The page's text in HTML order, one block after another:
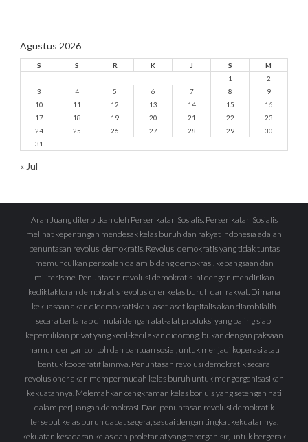
Agustus 2026
S S R K J S
M
1
2
3
4 5 6 7 8
9
10
11 12 13 14 15
16
17
18 19 20 21 22
23
24
25 26 27 28 29
30
31
« Jul
Arah Juang diterbitkan oleh Perserikatan Sosialis. Perserikatan Sosialis
melihat kepentingan mendesak kelas buruh dan rakyat Indonesia adalah
penuntasan revolusi demokratis. Revolusi demokratis yang tidak tuntas
memunculkan persoalan dalam bidang demokrasi, kebangsaan dan
militerisme. Penuntasan revolusi demokratis ini dengan mendirikan
kediktaktoran demokratis revolusioner kelas buruh dan rakyat. Dimana
kekuasaan akan didemokratiskan; aset-aset kapitalis akan diambilalih
secara bertahap dimulai dengan alat-alat produksi yang paling siap;
kepemilikan privat yang kecil-kecil akan didorong, bukan dengan paksaan
namun dengan contoh dan bantuan sosial, untuk menjadi koperasi atau
bentuk kooperatif lainnya. Penuntasan revolusi demokratik secara
revolusioner akan mempermudah kelas buruh untuk mengorganisasikan
kekuatannya. Melemahkan cengkraman kelas borjuis yang setengah hati
dalam perjuangan demokrasi. Dari penuntasan revolusi demokratik
tersebut kelas buruh dapat segera, sesuai dengan tingkat kekuatannya,
kekuatan kesadaran kelas dan proletariat yang terorganisir, untuk bergerak